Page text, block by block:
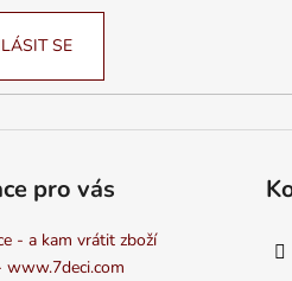
SE
pro vás
- a kam vrátit zboží
www.7deci.com